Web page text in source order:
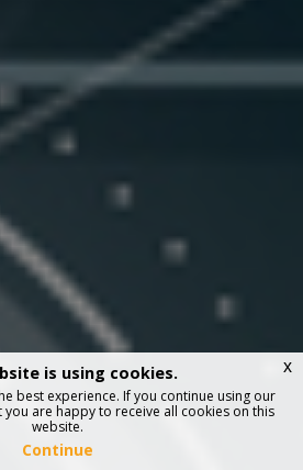
is using cookies.
best experience. If you continue using our
are happy to receive all cookies on this
website.
Continue
x